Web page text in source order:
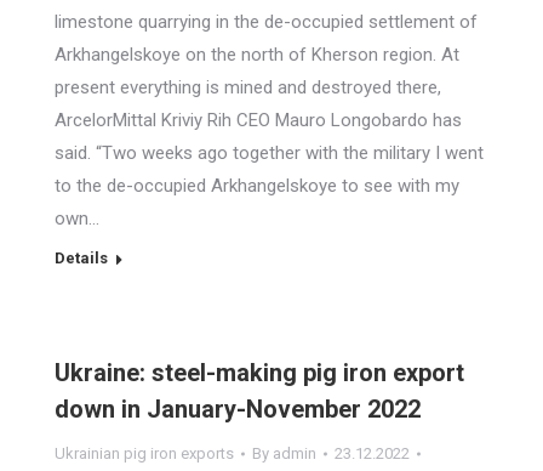
limestone quarrying in the de-occupied settlement of
Arkhangelskoye on the north of Kherson region. At
present everything is mined and destroyed there,
ArcelorMittal Kriviy Rih CEO Mauro Longobardo has
said. “Two weeks ago together with the military I went
to the de-occupied Arkhangelskoye to see with my
own…
Details
Ukraine: steel-making pig iron export
down in January-November 2022
Ukrainian pig iron exports By admin
23.12.2022